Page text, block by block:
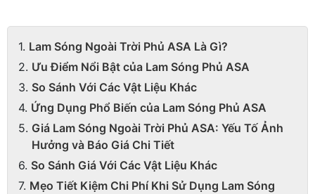
Lam Sóng Ngoài Trời Phủ ASA Là Gì?
Ưu Điểm Nổi Bật của Lam Sóng Phủ ASA
So Sánh Với Các Vật Liệu Khác
Ứng Dụng Phổ Biến của Lam Sóng Phủ ASA
Giá Lam Sóng Ngoài Trời Phủ ASA: Yếu Tố Ảnh
Hưởng và Báo Giá Chi Tiết
So Sánh Giá Với Các Vật Liệu Khác
Mẹo Tiết Kiệm Chi Phí Khi Sử Dụng Lam Sóng